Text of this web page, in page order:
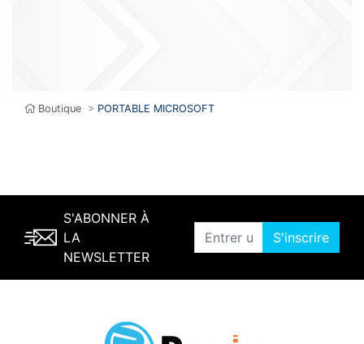
Boutique > PORTABLE MICROSOFT
S'ABONNER À
LA
NEWSLETTER
S'inscrire